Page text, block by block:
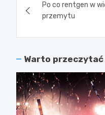
wpisu
Po co rentgen w
przemytu
Warto przeczytać